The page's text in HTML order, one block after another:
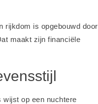
rijkdom is opgebouwd door
maakt zijn financiële
op een nuchtere